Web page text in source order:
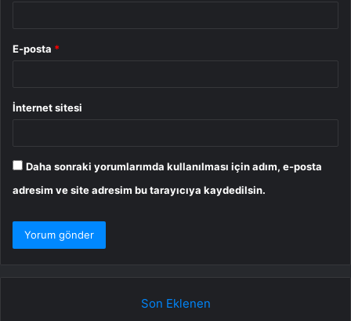
E-posta *
İnternet sitesi
Daha sonraki yorumlarımda kullanılması için adım, e-posta
adresim ve site adresim bu tarayıcıya kaydedilsin.
Son Eklenen